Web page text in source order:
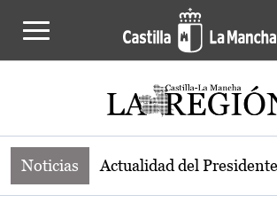
Noticias de la región de
Noticias Actualidad del Presidente